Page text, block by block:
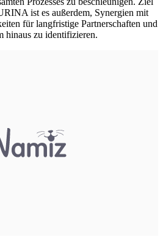
ist es außerdem, Synergien mit
für langfristige Partnerschaften und
hinaus zu identifizieren.